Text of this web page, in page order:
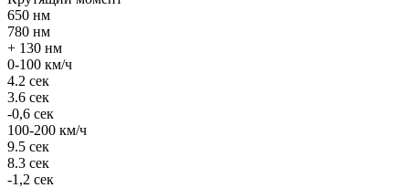
650 нм
780 нм
+ 130 нм
0-100 км/ч
4.2 сек
3.6 сек
-0,6 сек
100-200 км/ч
9.5 сек
8.3 сек
-1,2 сек